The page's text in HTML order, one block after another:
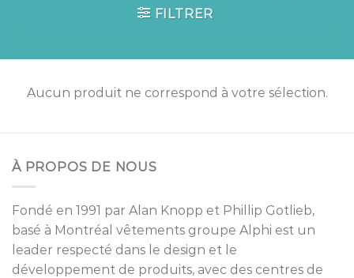
FILTRER
Aucun produit ne correspond à votre sélection.
À PROPOS DE NOUS
Fondé en 1991 par Alan Knopp et Phillip Gotlieb,
basé à Montréal vêtements groupe Alphi est un
leader respecté dans le design et le
développement de produits, avec des centres de